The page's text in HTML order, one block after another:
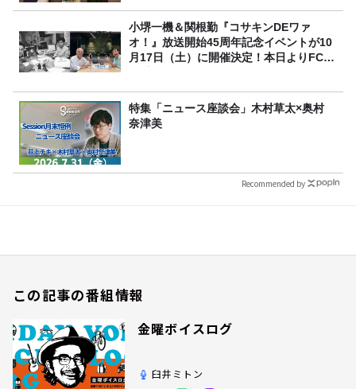
小堺一機＆関根勤『コサキンDEワァ
オ！』放送開始45周年記念イベントが10
月17日（土）に開催決定！本日よりFC先
特集「ニュース座談会」木村草太×奥村
奈津美
Recommended by
この記事の番組情報
金曜ボイスログ
臼井ミトン